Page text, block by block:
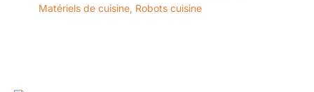
Matériels de cuisine, Robots cuisine